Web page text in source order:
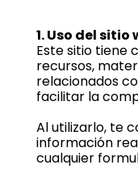
1. Uso del sitio
Este sitio tiene
recursos,
relacionados
facilitar la
Al utilizarlo, te
información
cualquier